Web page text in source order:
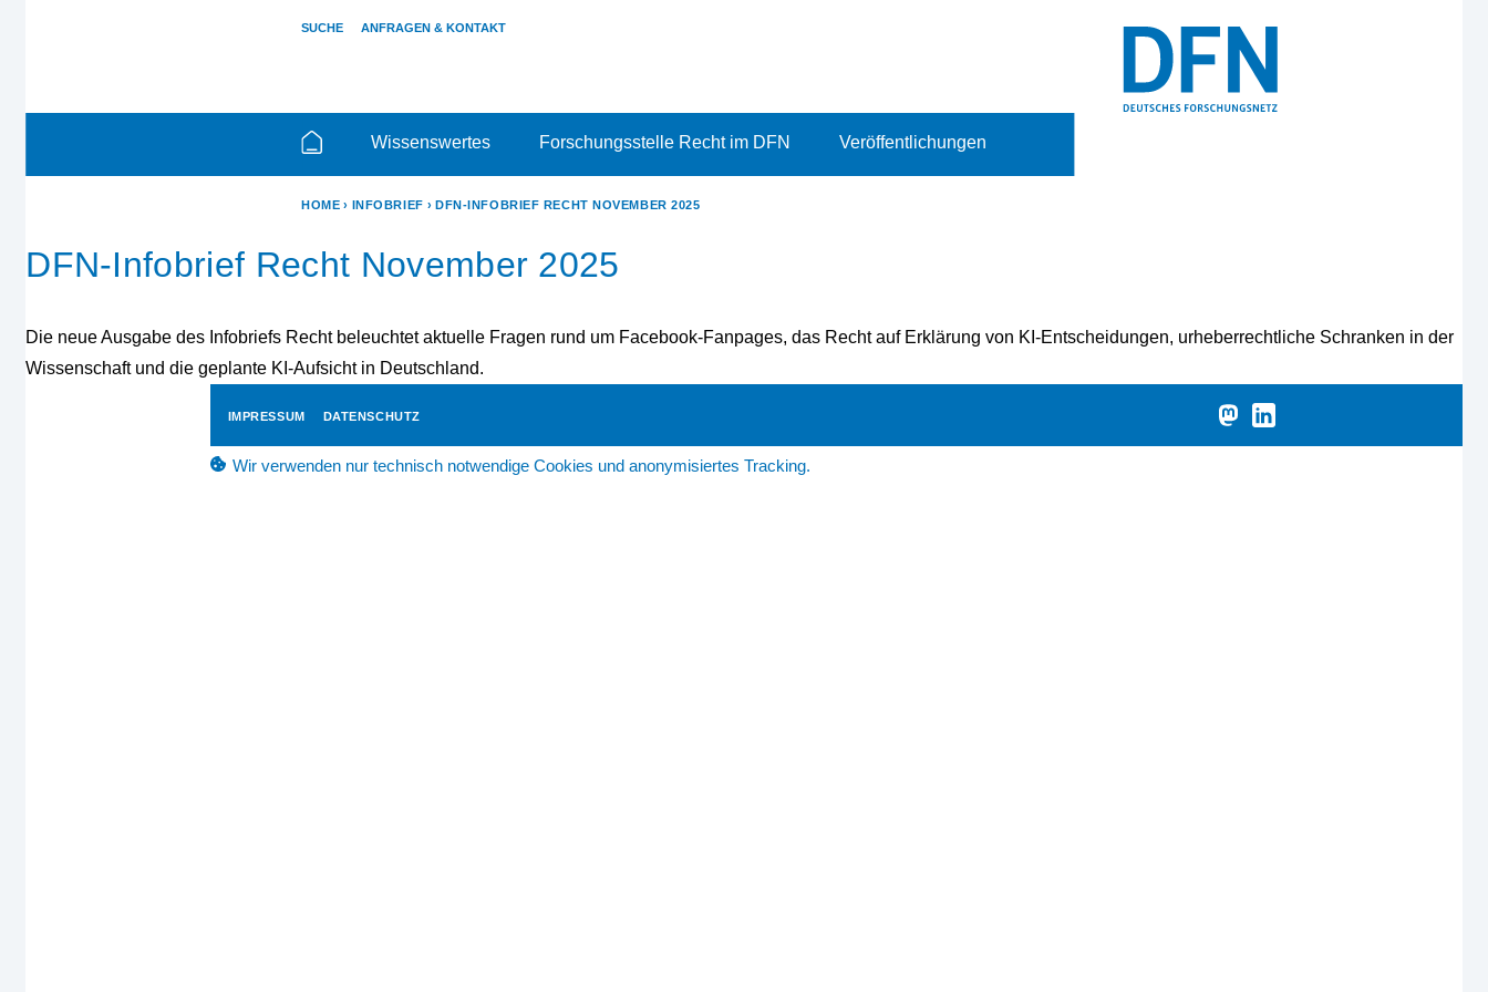
SUCHE ANFRAGEN & KONTAKT
Wissenswertes Forschungsstelle Recht im DFN Veröffentlichungen
HOME INFOBRIEF DFN-INFOBRIEF RECHT NOVEMBER 2025
DFN-Infobrief Recht November 2025
Die neue Ausgabe des Infobriefs Recht beleuchtet aktuelle Fragen rund um Facebook-Fanpages, das Recht auf Erklärung von KI-Entscheidungen, urheberrechtliche Schranken in der
Wissenschaft und die geplante KI-Aufsicht in Deutschland.
IMPRESSUM DATENSCHUTZ
Wir verwenden nur technisch notwendige Cookies und anonymisiertes Tracking.